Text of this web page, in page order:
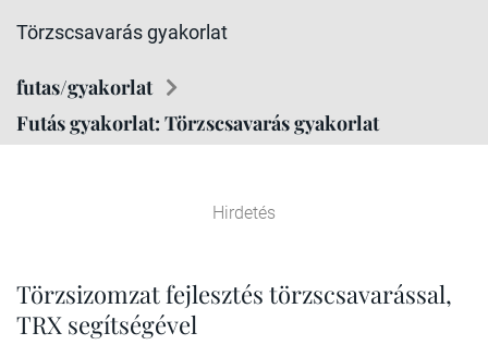
Törzscsavarás gyakorlat
futas/gyakorlat
Futás gyakorlat: Törzscsavarás gyakorlat
Hirdetés
Törzsizomzat fejlesztés törzscsavarással,
TRX segítségével